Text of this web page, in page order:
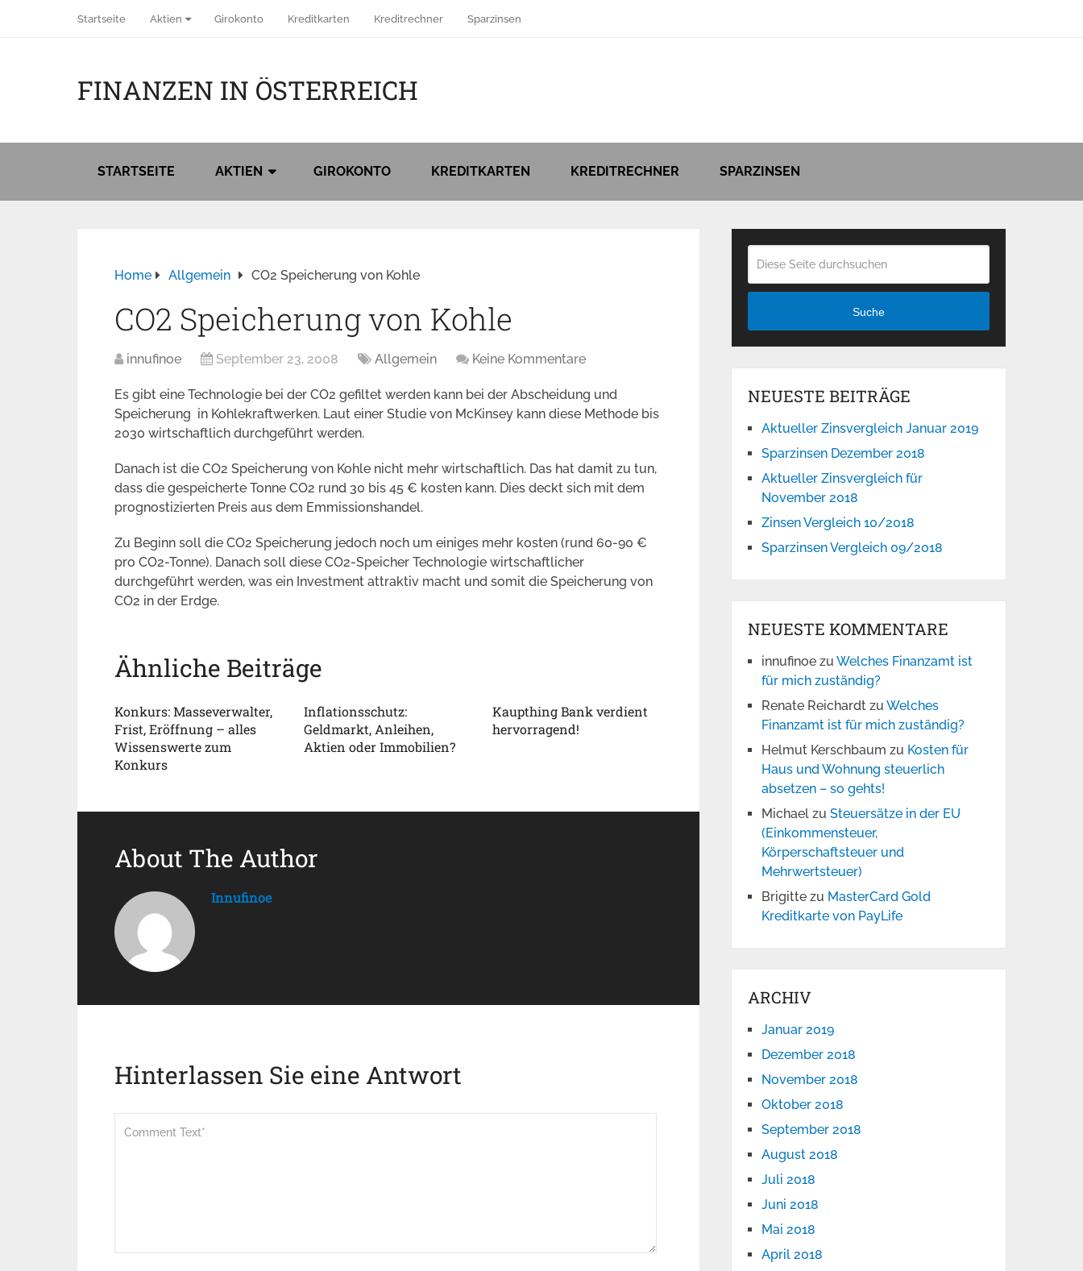
Startseite Aktien Girokonto Kreditkarten Kreditrechner Sparzinsen
FINANZEN IN ÖSTERREICH
STARTSEITE AKTIEN GIROKONTO KREDITKARTEN KREDITRECHNER SPARZINSEN
Home Allgemein CO2 Speicherung von Kohle
CO2 Speicherung von Kohle
innufinoe September 23, 2008 Allgemein Keine Kommentare
Es gibt eine Technologie bei der CO2 gefiltet werden kann bei der Abscheidung und
Speicherung in Kohlekraftwerken. Laut einer Studie von McKinsey kann diese Methode bis
2030 wirtschaftlich durchgeführt werden.
Danach ist die CO2 Speicherung von Kohle nicht mehr wirtschaftlich. Das hat damit zu tun,
dass die gespeicherte Tonne CO2 rund 30 bis 45 € kosten kann. Dies deckt sich mit dem
prognostizierten Preis aus dem Emmissionshandel.
Zu Beginn soll die CO2 Speicherung jedoch noch um einiges mehr kosten (rund 60-90 €
pro CO2-Tonne). Danach soll diese CO2-Speicher Technologie wirtschaftlicher
durchgeführt werden, was ein Investment attraktiv macht und somit die Speicherung von
CO2 in der Erdge.
Ähnliche Beiträge
Konkurs: Masseverwalter,
Frist, Eröffnung – alles
Wissenswerte zum
Konkurs
Inflationsschutz:
Geldmarkt, Anleihen,
Aktien oder Immobilien?
Kaupthing Bank verdient
hervorragend!
About The Author
Innufinoe
Hinterlassen Sie eine Antwort
Suche
NEUESTE BEITRÄGE
Aktueller Zinsvergleich Januar 2019
Sparzinsen Dezember 2018
Aktueller Zinsvergleich für
November 2018
Zinsen Vergleich 10/2018
Sparzinsen Vergleich 09/2018
NEUESTE KOMMENTARE
innufinoe zuWelches Finanzamt ist
für mich zuständig?
Renate Reichardt zuWelches
Finanzamt ist für mich zuständig?
Helmut Kerschbaum zu Kosten für
Haus und Wohnung steuerlich
absetzen – so gehts!
Michael zuSteuersätze in der EU
(Einkommensteuer,
Körperschaftsteuer und
Mehrwertsteuer)
Brigitte zu MasterCard Gold
Kreditkarte von PayLife
ARCHIV
Januar 2019
Dezember 2018
November 2018
Oktober 2018
September 2018
August 2018
Juli 2018
Juni 2018
Mai 2018
April 2018